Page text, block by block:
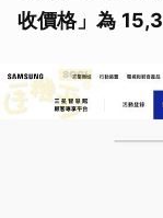
收價格」為